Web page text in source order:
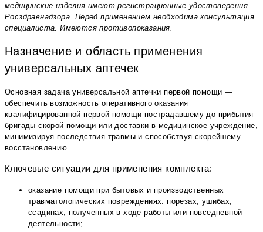
медицинские изделия имеют регистрационные удостоверения
Росздравнадзора. Перед применением необходима консультация
специалиста. Имеются противопоказания.
Назначение и область применения
универсальных аптечек
Основная задача универсальной аптечки первой помощи —
обеспечить возможность оперативного оказания
квалифицированной первой помощи пострадавшему до прибытия
бригады скорой помощи или доставки в медицинское учреждение,
минимизируя последствия травмы и способствуя скорейшему
восстановлению.
Ключевые ситуации для применения комплекта:
оказание помощи при бытовых и производственных
травматологических повреждениях: порезах, ушибах,
ссадинах, полученных в ходе работы или повседневной
деятельности;